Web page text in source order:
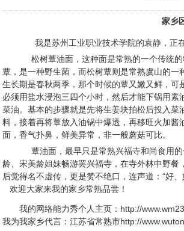
家乡
我是苏州工业职业技术学院的袁静，正
松树蕈油面，这种面是常熟的一个传统的
蕈，是一种野生菌，而松树蕈则是常熟虞山的
生长期是春秋两季，那个时候的蕈又嫩又鲜，
必须用盐水浸泡三四个小时，然后才能下锅用
菜油。基本的步骤就是先将生姜块拍松后投入
料，接着再将蕈放入油锅中爆透，再移旺火加酱
面，香气扑鼻，鲜美异常，非一般蘑菇可比。
蕈油面，最早只是常熟兴福寺和尚食用
龄、宋美龄姐妹畅游罢兴福寺，在寺外林中野
后觉得名不虚传，更是赞不绝口，连声道：“好
欢迎大家来我的家乡常熟品尝！
我的网络能力秀个人主页：http://
我为我家乡代言：江苏省常熟市http://